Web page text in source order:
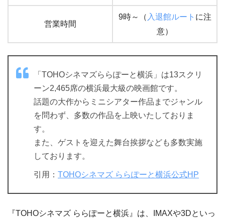
営業時間
9時～（ 入退館ルート に注
意）
「TOHOシネマズららぽーと横浜」は13スクリ
ーン2,465席の横浜最大級の映画館です。
話題の大作からミニシアター作品までジャンル
を問わず、多数の作品を上映いたしておりま
す。
また、ゲストを迎えた舞台挨拶なども多数実施
しております。
引用： TOHOシネマズ ららぽーと横浜公式HP
『TOHOシネマズ ららぽーと横浜』は、IMAXや3Dといっ